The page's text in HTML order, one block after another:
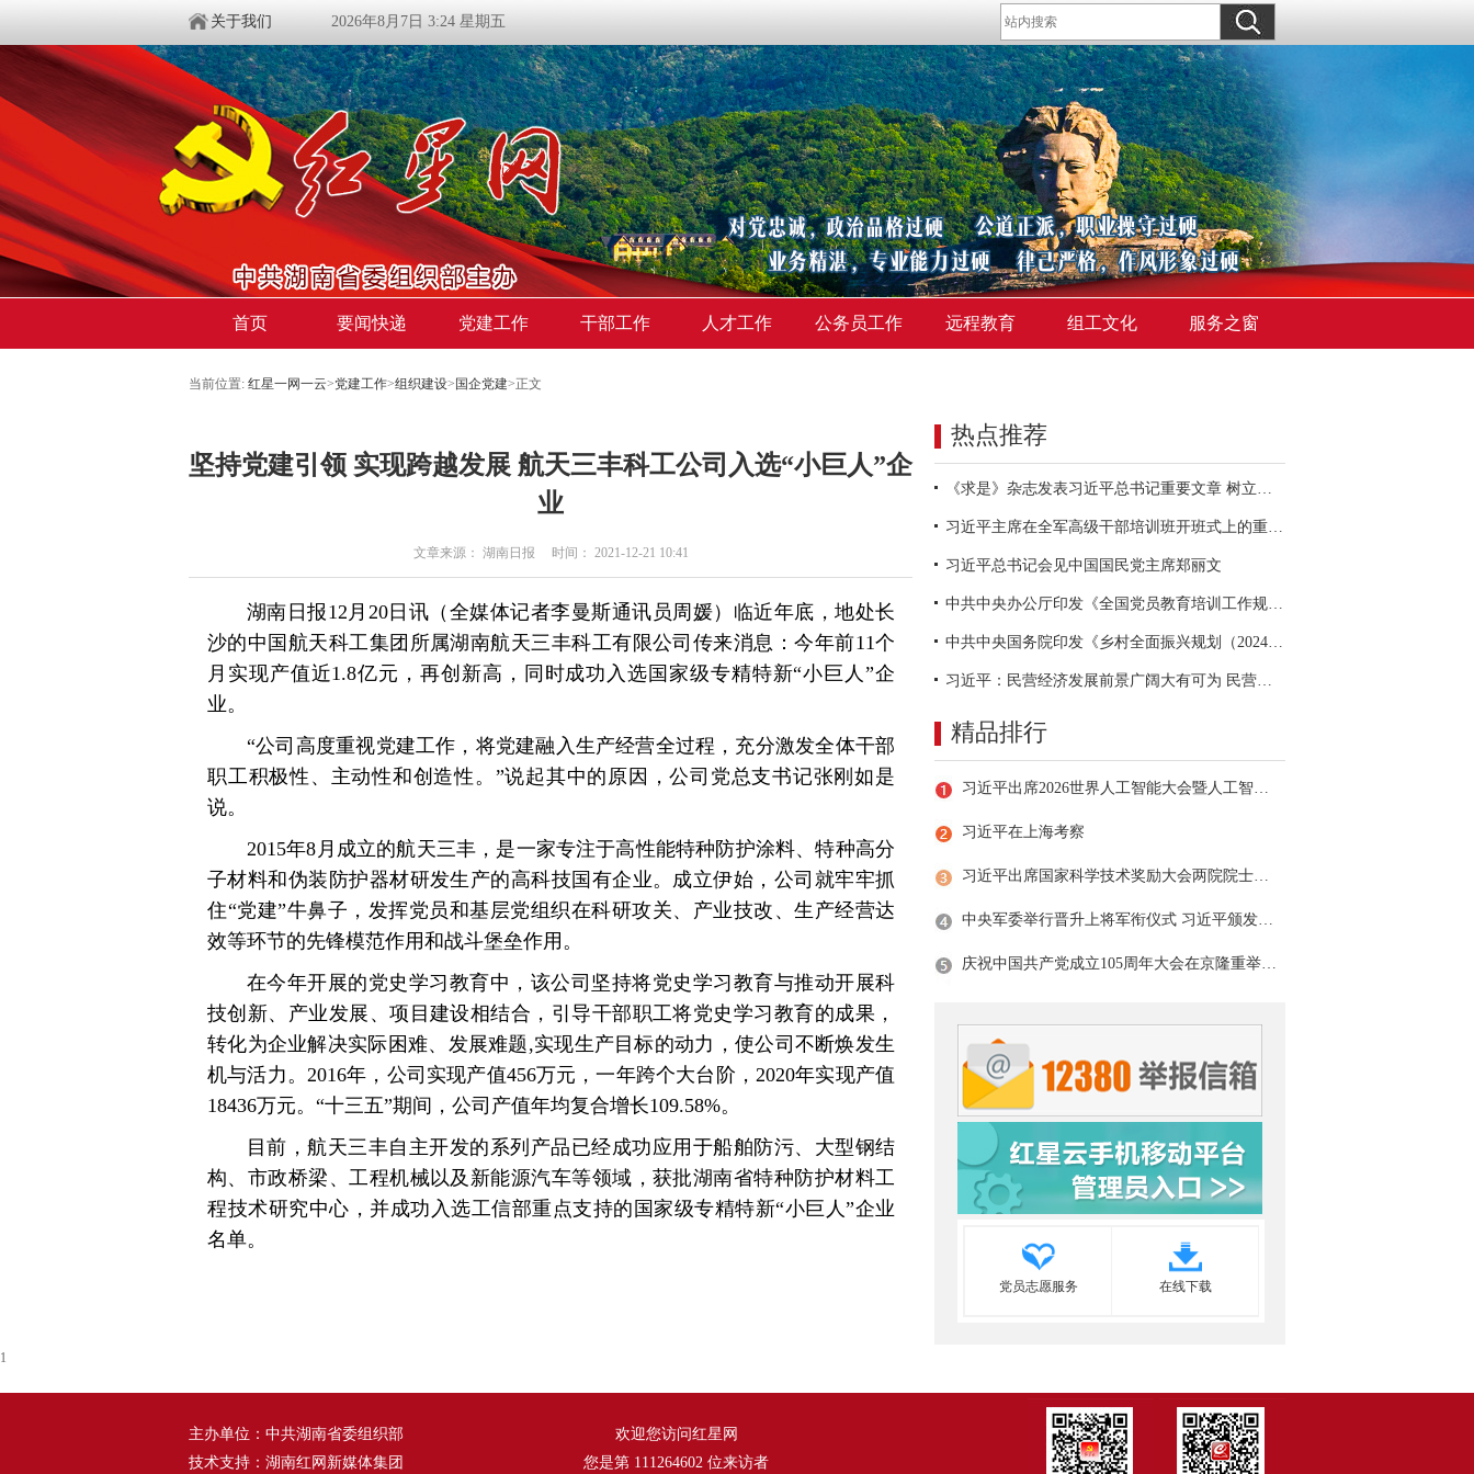
关于我们 2026年8月7日 3:24 星期五
首页 要闻快递 党建工作 干部工作 人才工作 公务员工作 远程教育 组工文化 服务之窗
当前位置: 红星一网一云>党建工作>组织建设> 国企党建>正文
坚持党建引领 实现跨越发展 航天三丰科工公司入选“小巨人”企
业
文章来源： 湖南日报 时间： 2021-12-21 10:41
湖南日报12月20日讯（全媒体记者李曼斯通讯员周媛）临近年底，地处长
沙的中国航天科工集团所属湖南航天三丰科工有限公司传来消息：今年前11个
月实现产值近1.8亿元，再创新高，同时成功入选国家级专精特新“小巨人”企
业。
“公司高度重视党建工作，将党建融入生产经营全过程，充分激发全体干部
职工积极性、主动性和创造性。”说起其中的原因，公司党总支书记张刚如是
说。
2015年8月成立的航天三丰，是一家专注于高性能特种防护涂料、特种高分
子材料和伪装防护器材研发生产的高科技国有企业。成立伊始，公司就牢牢抓
住“党建”牛鼻子，发挥党员和基层党组织在科研攻关、产业技改、生产经营达
效等环节的先锋模范作用和战斗堡垒作用。
在今年开展的党史学习教育中，该公司坚持将党史学习教育与推动开展科
技创新、产业发展、项目建设相结合，引导干部职工将党史学习教育的成果，
转化为企业解决实际困难、发展难题,实现生产目标的动力，使公司不断焕发生
机与活力。2016年，公司实现产值456万元，一年跨个大台阶，2020年实现产值
18436万元。“十三五”期间，公司产值年均复合增长109.58%。
目前，航天三丰自主开发的系列产品已经成功应用于船舶防污、大型钢结
构、市政桥梁、工程机械以及新能源汽车等领域，获批湖南省特种防护材料工
程技术研究中心，并成功入选工信部重点支持的国家级专精特新“小巨人”企业
名单。
热点推荐
《求是》杂志发表习近平总书记重要文章 树立和践行正确政绩观
习近平主席在全军高级干部培训班开班式上的重要讲话引领全军开展思想整风、深化政治整训
习近平总书记会见中国国民党主席郑丽文
中共中央办公厅印发《全国党员教育培训工作规划（2024－2028年）》
中共中央国务院印发《乡村全面振兴规划（2024—2027年）》
习近平：民营经济发展前景广阔大有可为 民营企业和民营企业家大显身手正当其时
精品排行
习近平出席2026世界人工智能大会暨人工智能全球治理高级别会议开幕式并发表主旨讲话
习近平在上海考察
习近平出席国家科学技术奖励大会两院院士大会中国科协第十一次全国代表大会并发表重要讲话
中央军委举行晋升上将军衔仪式 习近平颁发命令状并向晋衔的军官表示祝贺
庆祝中国共产党成立105周年大会在京隆重举行 习近平发表重要讲话
党员志愿服务 在线下载
1
主办单位：中共湖南省委组织部
技术支持：湖南红网新媒体集团
欢迎您访问红星网
您是第 111264602 位来访者